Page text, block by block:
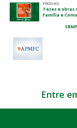
PRÓXIMO
Teses e obras
Família e
Entre